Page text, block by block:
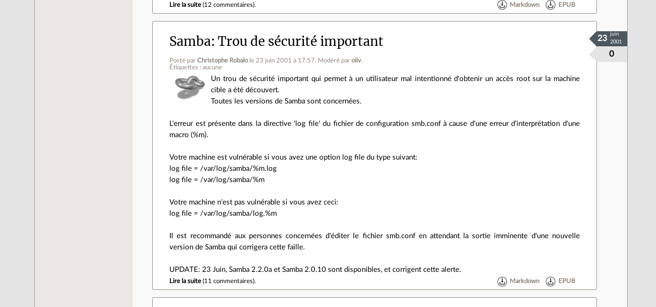
Lire la suite (12 commentaires). Markdown EPUB
Samba: Trou de sécurité important
Posté parChristophe Robalo le 23 juin 2001 à 17:57. Modéré paroliv.
Étiquettes : aucune
0
23
juin
2001
Un trou de sécurité important qui permet à un utilisateur mal intentionné d'obtenir un accès root sur la machine
cible a été découvert.
Toutes les versions de Samba sont concernées.
L'erreur est présente dans la directive 'log file' du fichier de configuration smb.conf à cause d'une erreur d'interprétation d'une
macro (%m).
Votre machine est vulnérable si vous avez une option log file du type suivant:
log file = /var/log/samba/%m.log
log file = /var/log/samba/%m
Votre machine n'est pas vulnérable si vous avez ceci:
log file = /var/log/samba/log.%m
Il est recommandé aux personnes concernées d'éditer le fichier smb.conf en attendant la sortie imminente d'une nouvelle
version de Samba qui corrigera cette faille.
UPDATE: 23 Juin, Samba 2.2.0a et Samba 2.0.10 sont disponibles, et corrigent cette alerte.
Lire la suite (11 commentaires). Markdown EPUB